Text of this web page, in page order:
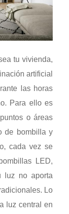
tu vivienda,
artificial
las horas
Para ello es
o áreas
de bombilla y
cada vez se
LED,
luz no aporta
Lo
luz central en